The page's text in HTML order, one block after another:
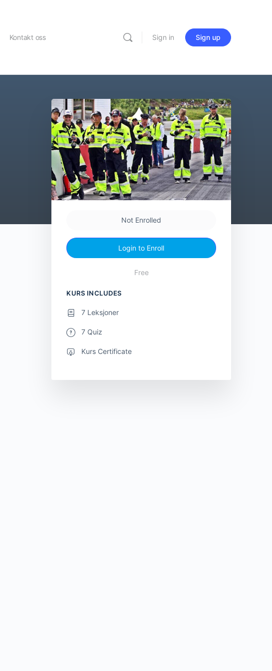
Kontakt oss Sign in Sign up
Not Enrolled
Login to Enroll
Free
KURS INCLUDES
7 Leksjoner
7 Quiz
Kurs Certificate